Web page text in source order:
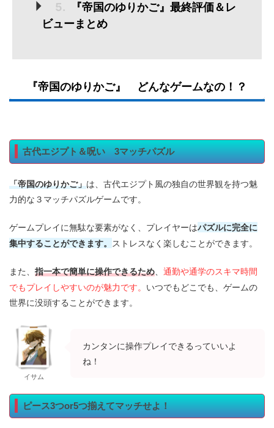
5.
『帝国のゆりかご』最終評価＆レ
ビューまとめ
『帝国のゆりかご』 どんなゲームなの！？
古代エジプト＆呪い 3マッチパズル
「帝国のゆりかご」は、古代エジプト風の独自の世界観を持つ魅
力的な３マッチパズルゲームです。
ゲームプレイに無駄な要素がなく、プレイヤーはパズルに完全に
集中することができます。
ストレスなく楽しむことができます。
また、 指一本で簡単に操作できるため
通勤や通学のスキマ時間
でもプレイしやすいのが魅力です。
いつでもどこでも、ゲームの
世界に没頭することができます。
イサム
カンタンに操作プレイできるっていいよ
ね！
ピース3つor5つ揃えてマッチせよ！